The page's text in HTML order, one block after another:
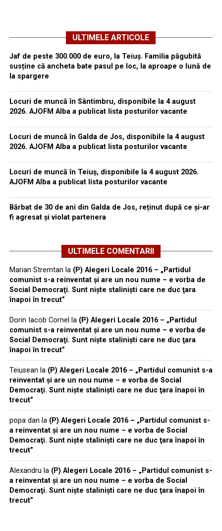
ULTIMELE ARTICOLE
Jaf de peste 300.000 de euro, la Teiuș. Familia păgubită
susține că ancheta bate pasul pe loc, la aproape o lună de
la spargere
Locuri de muncă în Sântimbru, disponibile la 4 august
2026. AJOFM Alba a publicat lista posturilor vacante
Locuri de muncă în Galda de Jos, disponibile la 4 august
2026. AJOFM Alba a publicat lista posturilor vacante
Locuri de muncă în Teiuș, disponibile la 4 august 2026.
AJOFM Alba a publicat lista posturilor vacante
Bărbat de 30 de ani din Galda de Jos, reținut după ce și-ar
fi agresat și violat partenera
ULTIMELE COMENTARII
Marian Stremtan la (P) Alegeri Locale 2016 – „Partidul
comunist s-a reinventat şi are un nou nume – e vorba de
Social Democraţi. Sunt nişte stalinişti care ne duc ţara
înapoi în trecut”
Dorin Iacob Cornel la (P) Alegeri Locale 2016 – „Partidul
comunist s-a reinventat şi are un nou nume – e vorba de
Social Democraţi. Sunt nişte stalinişti care ne duc ţara
înapoi în trecut”
Teiusean la (P) Alegeri Locale 2016 – „Partidul comunist s-a
reinventat şi are un nou nume – e vorba de Social
Democraţi. Sunt nişte stalinişti care ne duc ţara înapoi în
trecut”
popa dan la (P) Alegeri Locale 2016 – „Partidul comunist s-
a reinventat şi are un nou nume – e vorba de Social
Democraţi. Sunt nişte stalinişti care ne duc ţara înapoi în
trecut”
Alexandru la (P) Alegeri Locale 2016 – „Partidul comunist s-
a reinventat şi are un nou nume – e vorba de Social
Democraţi. Sunt nişte stalinişti care ne duc ţara înapoi în
trecut”